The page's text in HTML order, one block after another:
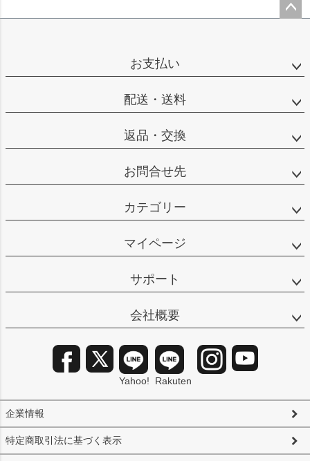
お支払い
配送・送料
返品・交換
お問合せ先
カテゴリー
マイページ
サポート
会社概要
企業情報
特定商取引法に基づく表示
Yahoo! Rakuten